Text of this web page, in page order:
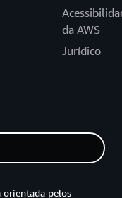
da AWS
Jurídico
orientada pelos